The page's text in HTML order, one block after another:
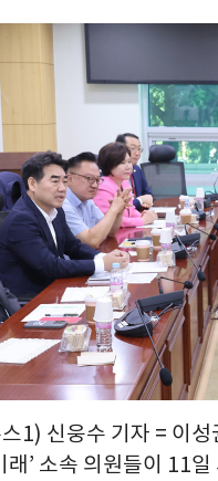
1) 신웅수 기자 = 이
래’ 소속 의원들이 11